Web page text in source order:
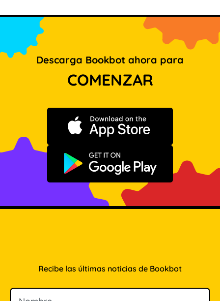
Descarga Bookbot ahora para
COMENZAR
Descargar en App Store
Disponible en Google Play
Recibe las últimas noticias de Bookbot
Nombre
Correo